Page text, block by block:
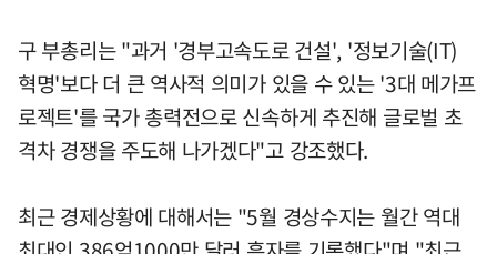
구 부총리는 "과거 '경부고속도로 건설', '정보기술(IT)
혁명'보다 더 큰 역사적 의미가 있을 수 있는 '3대 메가프
로젝트'를 국가 총력전으로 신속하게 추진해 글로벌 초
격차 경쟁을 주도해 나가겠다"고 강조했다.
최근 경제상황에 대해서는 "5월 경상수지는 월간 역대